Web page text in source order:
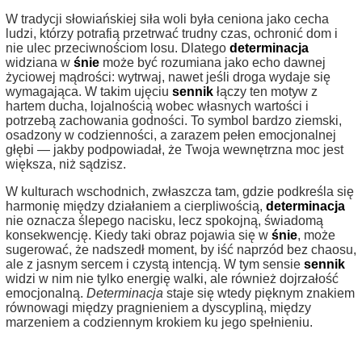
W tradycji słowiańskiej siła woli była ceniona jako cecha
ludzi, którzy potrafią przetrwać trudny czas, ochronić dom i
nie ulec przeciwnościom losu. Dlatego determinacja
widziana w śnie może być rozumiana jako echo dawnej
życiowej mądrości: wytrwaj, nawet jeśli droga wydaje się
wymagająca. W takim ujęciu sennik łączy ten motyw z
hartem ducha, lojalnością wobec własnych wartości i
potrzebą zachowania godności. To symbol bardzo ziemski,
osadzony w codzienności, a zarazem pełen emocjonalnej
głębi — jakby podpowiadał, że Twoja wewnętrzna moc jest
większa, niż sądzisz.
W kulturach wschodnich, zwłaszcza tam, gdzie podkreśla się
harmonię między działaniem a cierpliwością, determinacja
nie oznacza ślepego nacisku, lecz spokojną, świadomą
konsekwencję. Kiedy taki obraz pojawia się w śnie, może
sugerować, że nadszedł moment, by iść naprzód bez chaosu,
ale z jasnym sercem i czystą intencją. W tym sensie sennik
widzi w nim nie tylko energię walki, ale również dojrzałość
emocjonalną. Determinacja staje się wtedy pięknym znakiem
równowagi między pragnieniem a dyscypliną, między
marzeniem a codziennym krokiem ku jego spełnieniu.